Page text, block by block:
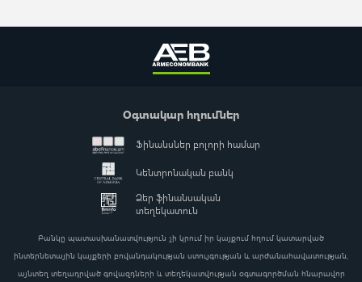
Visa
Օգտակար հղումներ
Ֆինանսներ բոլորի համար
Կենտրոնական բանկ
Ձեր ֆինանսական
տեղեկատուն
Բանկը պատասխանատվություն չի կրում իր կայքում հղում կատարված
ինտերնետային կայքերի բովանդակության ստույգության և արժանահավատության,
այնտեղ տեղադրված գովազդների և տեղեկատվության օգտագործման հնարավոր